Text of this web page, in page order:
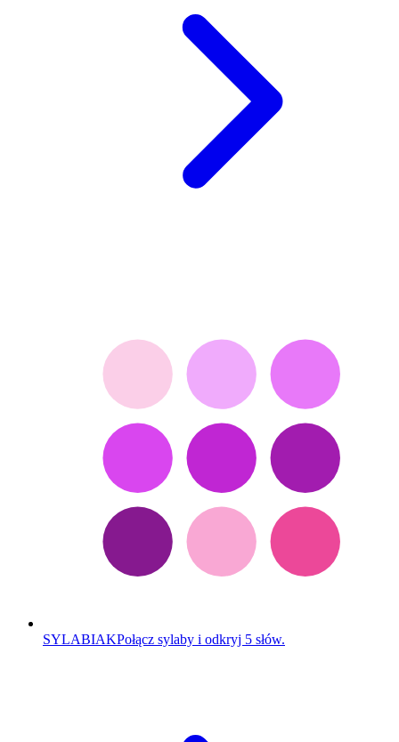
SYLABIAKPołącz sylaby i odkryj 5 słów.